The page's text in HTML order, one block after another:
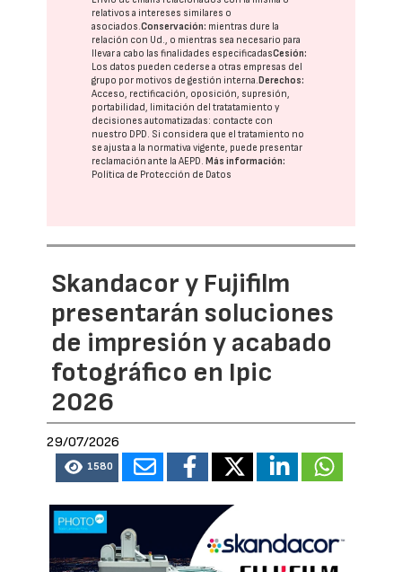
relativos a intereses similares o
asociados.Conservación: mientras dure la
relación con Ud., o mientras sea necesario para
llevar a cabo las finalidades especificadasCesión:
Los datos pueden cederse a otras empresas del
grupo por motivos de gestión interna. Derechos:
Acceso, rectificación, oposición, supresión,
portabilidad, limitación del tratatamiento y
decisiones automatizadas: contacte con
nuestro DPD. Si considera que el tratamiento no
se ajusta a la normativa vigente, puede presentar
reclamación ante laAEPD. Más información:
Política de Protección de Datos
Skandacor y Fujifilm
presentarán soluciones
de impresión y acabado
fotográfico en Ipic
2026
29/07/2026
1580